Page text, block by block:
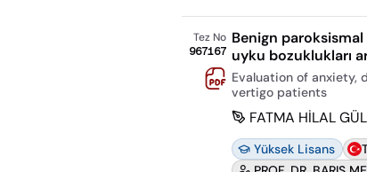
Tez No
967167
Benign
uyku bozuklukları
Evaluation of anxiety,
vertigo patients
FATMA HİLAL
Yüksek Lisans